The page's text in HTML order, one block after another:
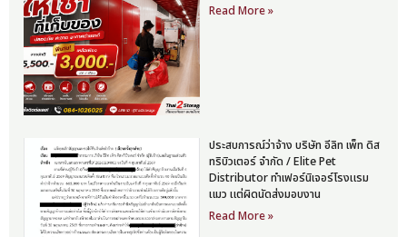
Read More »
ประสบการณ์ว่าจ้าง บริษัท อีลิท เพ็ท ดิส
ทริบิวเตอร์ จำกัด / Elite Pet
Distributor ทำเฟอร์นิเจอร์โรงแรม
แมว แต่ผิดนัดส่งมอบงาน
Read More »